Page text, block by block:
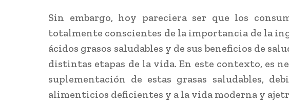
Sin embargo, hoy pareciera ser que los
totalmente conscientes de la importancia de la
ácidos grasos saludables y de sus beneficios de
distintas etapas de la vida. En este contexto, es
suplementación de estas grasas saludables,
alimenticios deficientes y a la vida moderna y